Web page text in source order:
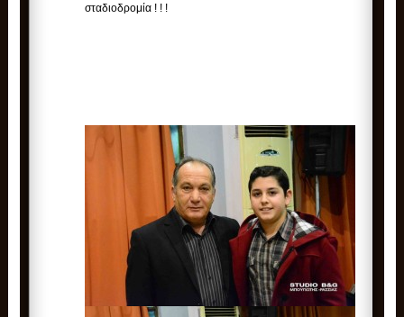
σταδιοδρομία ! ! !